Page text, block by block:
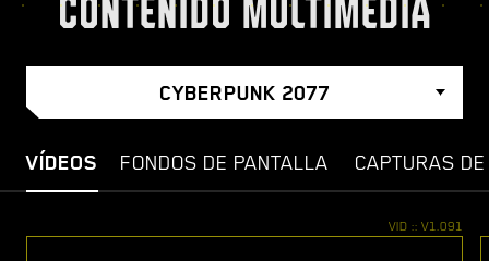
CONTENIDO MULTIMEDIA
CYBERPUNK 2077
VÍDEOS FONDOS DE PANTALLA CAPTURAS